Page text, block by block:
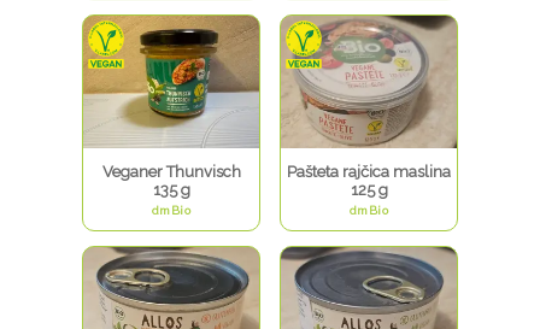
Veganer Thunvisch
135 g
dmBio
Pašteta rajčica maslina
125 g
dmBio